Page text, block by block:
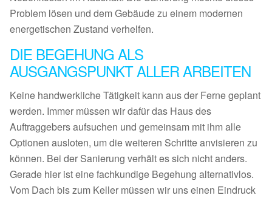
Problem lösen und dem Gebäude zu einem modernen
energetischen Zustand verhelfen.
DIE BEGEHUNG ALS
AUSGANGSPUNKT ALLER ARBEITEN
Keine handwerkliche Tätigkeit kann aus der Ferne geplant
werden. Immer müssen wir dafür das Haus des
Auftraggebers aufsuchen und gemeinsam mit ihm alle
Optionen ausloten, um die weiteren Schritte anvisieren zu
können. Bei der Sanierung verhält es sich nicht anders.
Gerade hier ist eine fachkundige Begehung alternativlos.
Vom Dach bis zum Keller müssen wir uns einen Eindruck